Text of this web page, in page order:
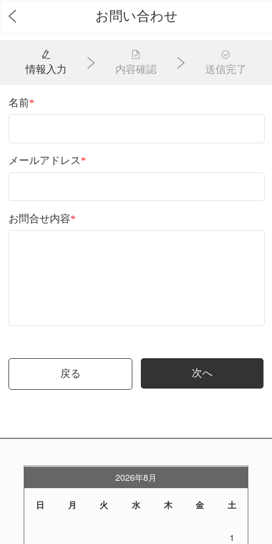
お問い合わせ
情報入力 内容確認 送信完了
名前*
メールアドレス*
お問合せ内容*
戻る 次へ
2026年8月
日 月 火 水 木 金 土
1